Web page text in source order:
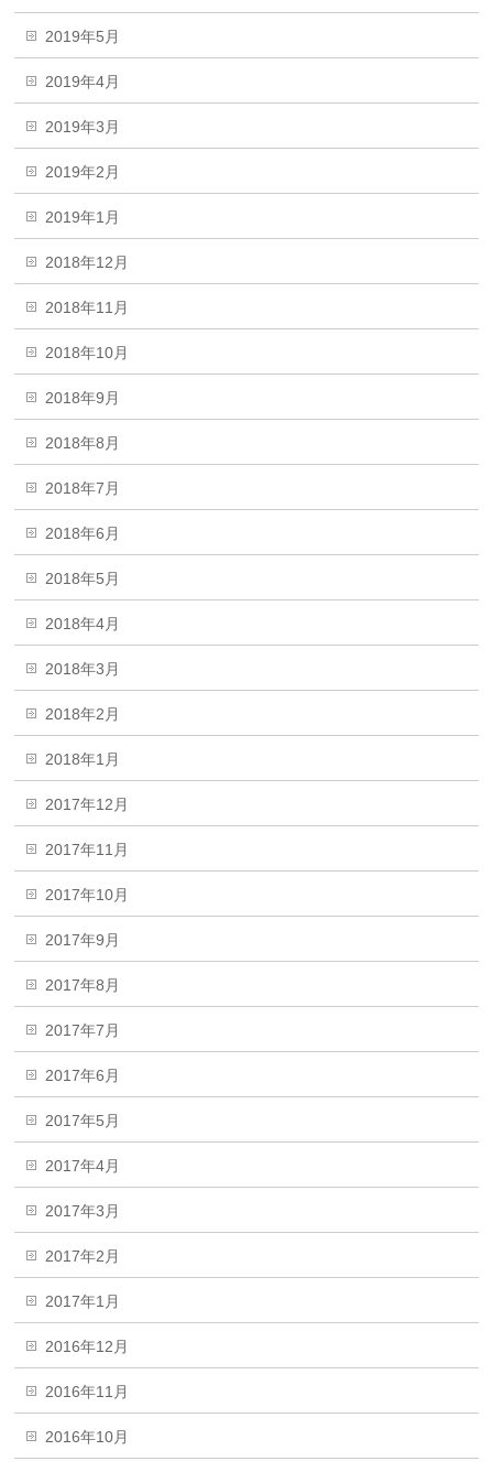
2019年5月
2019年4月
2019年3月
2019年2月
2019年1月
2018年12月
2018年11月
2018年10月
2018年9月
2018年8月
2018年7月
2018年6月
2018年5月
2018年4月
2018年3月
2018年2月
2018年1月
2017年12月
2017年11月
2017年10月
2017年9月
2017年8月
2017年7月
2017年6月
2017年5月
2017年4月
2017年3月
2017年2月
2017年1月
2016年12月
2016年11月
2016年10月